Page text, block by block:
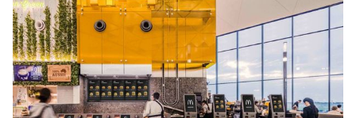
Блог
События
Контакты
Лучшие АЗС мира